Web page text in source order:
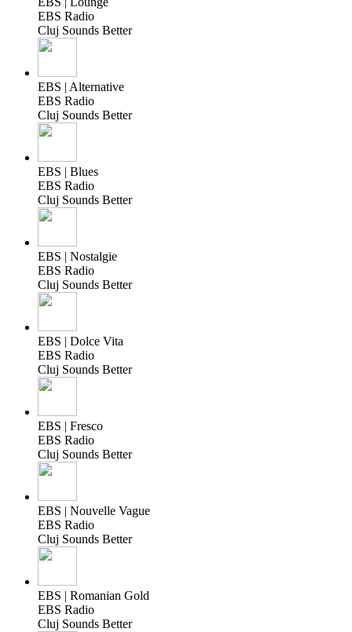
EBS Radio
Cluj Sounds Better
EBS | Alternative
EBS Radio
Cluj Sounds Better
EBS | Blues
EBS Radio
Cluj Sounds Better
EBS | Nostalgie
EBS Radio
Cluj Sounds Better
EBS | Dolce Vita
EBS Radio
Cluj Sounds Better
EBS | Fresco
EBS Radio
Cluj Sounds Better
EBS | Nouvelle Vague
EBS Radio
Cluj Sounds Better
EBS | Romanian Gold
EBS Radio
Cluj Sounds Better